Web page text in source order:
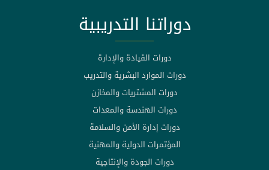
دوراتنا التدريبية
دورات القيادة والإدارة
دورات الموارد البشرية والتدريب
دورات المشتريات والمخازن
دورات الهندسة والمعدات
دورات إدارة الأمن والسلامة
المؤتمرات الدولية والمهنية
دورات الجودة والإنتاجية